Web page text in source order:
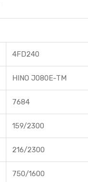
4FD240
HINO J080E-TM
7684
159/2300
216/2300
750/1600